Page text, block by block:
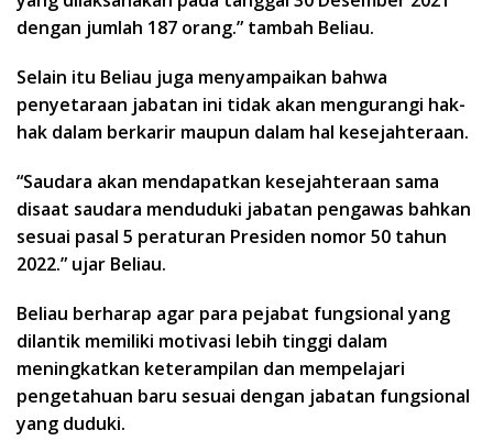
dengan jumlah 187 orang.” tambah Beliau.
Selain itu Beliau juga menyampaikan bahwa
penyetaraan jabatan ini tidak akan mengurangi hak-
hak dalam berkarir maupun dalam hal kesejahteraan.
“Saudara akan mendapatkan kesejahteraan sama
disaat saudara menduduki jabatan pengawas bahkan
sesuai pasal 5 peraturan Presiden nomor 50 tahun
2022.” ujar Beliau.
Beliau berharap agar para pejabat fungsional yang
dilantik memiliki motivasi lebih tinggi dalam
meningkatkan keterampilan dan mempelajari
pengetahuan baru sesuai dengan jabatan fungsional
yang duduki.